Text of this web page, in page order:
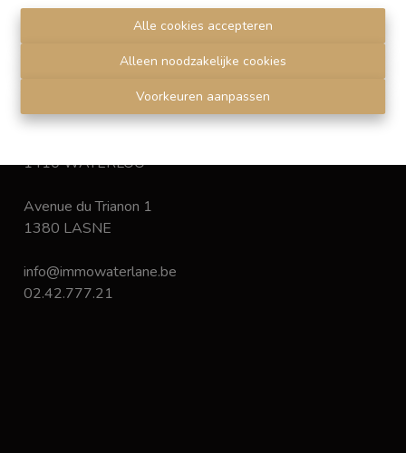
Alle cookies accepteren
Alleen noodzakelijke cookies
Voorkeuren aanpassen
déontologiede l'Institut professionnel des agents
Privacy statement
1410 WATERLOO
Avenue du Trianon 1
1380 LASNE
info@immowaterlane.be
02.42.777.21